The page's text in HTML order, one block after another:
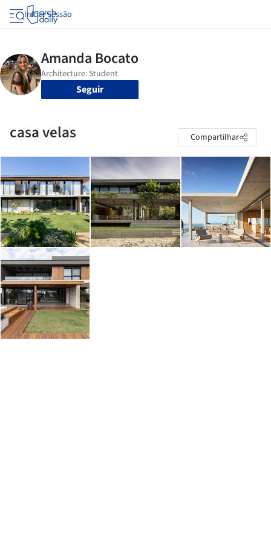
Iniciar sessão
Seguir
casa velas Compartilhar